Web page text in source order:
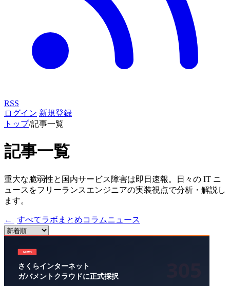
RSS
ログイン 新規登録
トップ/記事一覧
記事一覧
重大な脆弱性と国内サービス障害は即日速報。日々の IT ニ
ュースをフリーランスエンジニアの実装視点で分析・解説し
ます。
← すべてラボ まとめコラムニュース